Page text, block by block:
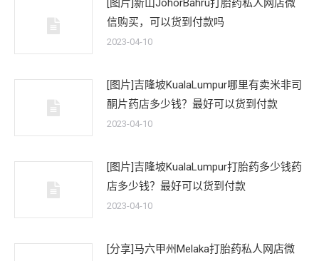
[图片]新山JohorBahru打胎药私人网店微
信购买，可以货到付款吗
2023-04-10
[图片]吉隆坡KualaLumpur哪里有卖米非司
酮片药店多少钱？最好可以货到付款
2023-04-10
[图片]吉隆坡KualaLumpur打胎药多少钱药
店多少钱？最好可以货到付款
2023-04-10
[分享]马六甲州Melaka打胎药私人网店微